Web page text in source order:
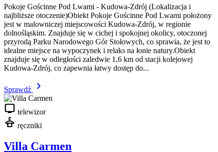
Pokoje Gościnne Pod Lwami - Kudowa-Zdrój (Lokalizacja i
najbliższe otoczenie)Obiekt Pokoje Gościnne Pod Lwami położony
jest w malowniczej miejscowości Kudowa-Zdrój, w regionie
dolnośląskim. Znajduje się w cichej i spokojnej okolicy, otoczonej
przyrodą Parku Narodowego Gór Stołowych, co sprawia, że jest to
idealne miejsce na wypoczynek i relaks na łonie natury.Obiekt
znajduje się w odległości zaledwie 1,6 km od stacji kolejowej
Kudowa-Zdrój, co zapewnia łatwy dostęp do...
Sprawdź
chevron_right
tv telewizor
dry_cleaning ręczniki
Villa Carmen